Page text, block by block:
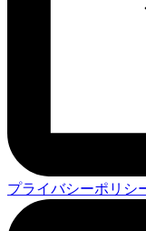
プライバシーポリシ